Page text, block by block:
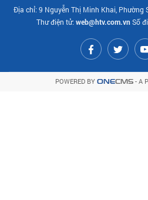
Địa chỉ: 9 Nguyễn Thị Minh Khai, Phường
Thư điện tử: web@htv.com.vnSố
POWERED BY ONECMS- A